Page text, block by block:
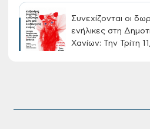
Συνεχίζονται οι
ενήλικες στη
Χανίων: Την Τρίτη
Τακτική